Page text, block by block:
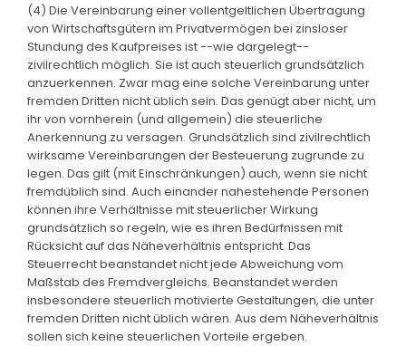
(4) Die Vereinbarung einer vollentgeltlichen Übertragung
von Wirtschaftsgütern im Privatvermögen bei zinsloser
Stundung des Kaufpreises ist --wie dargelegt--
zivilrechtlich möglich. Sie ist auch steuerlich grundsätzlich
anzuerkennen. Zwar mag eine solche Vereinbarung unter
fremden Dritten nicht üblich sein. Das genügt aber nicht, um
ihr von vornherein (und allgemein) die steuerliche
Anerkennung zu versagen. Grundsätzlich sind zivilrechtlich
wirksame Vereinbarungen der Besteuerung zugrunde zu
legen. Das gilt (mit Einschränkungen) auch, wenn sie nicht
fremdüblich sind. Auch einander nahestehende Personen
können ihre Verhältnisse mit steuerlicher Wirkung
grundsätzlich so regeln, wie es ihren Bedürfnissen mit
Rücksicht auf das Näheverhältnis entspricht. Das
Steuerrecht beanstandet nicht jede Abweichung vom
Maßstab des Fremdvergleichs. Beanstandet werden
insbesondere steuerlich motivierte Gestaltungen, die unter
fremden Dritten nicht üblich wären. Aus dem Näheverhältnis
sollen sich keine steuerlichen Vorteile ergeben.